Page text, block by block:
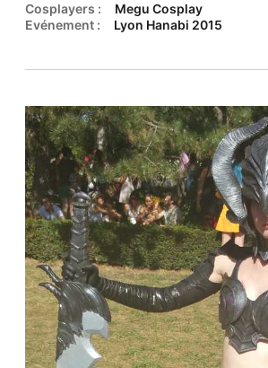
Cosplayers :
Megu Cosplay
Evénement :
Lyon Hanabi 2015